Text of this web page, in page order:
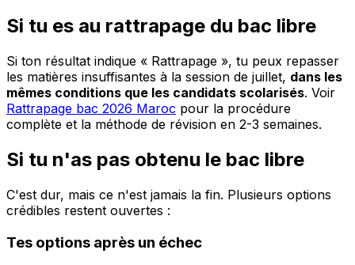
Si tu es au rattrapage du bac libre
Si ton résultat indique « Rattrapage », tu peux repasser
les matières insuffisantes à la session de juillet, dans les
mêmes conditions que les candidats scolarisés. Voir
Rattrapage bac 2026 Maroc pour la procédure
complète et la méthode de révision en 2-3 semaines.
Si tu n'as pas obtenu le bac libre
C'est dur, mais ce n'est jamais la fin. Plusieurs options
crédibles restent ouvertes :
Tes options après un échec